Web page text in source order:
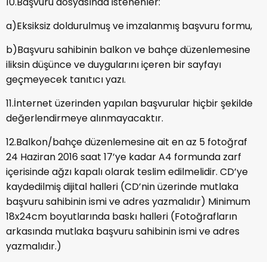
a)Eksiksiz doldurulmuş ve imzalanmış başvuru formu,
b)Başvuru sahibinin balkon ve bahçe düzenlemesine
iliksin düşünce ve duygularını içeren bir sayfayı
geçmeyecek tanıtıcı yazı.
11.İnternet üzerinden yapılan başvurular hiçbir şekilde
değerlendirmeye alınmayacaktır.
12.Balkon/bahçe düzenlemesine ait en az 5 fotoğraf
24 Haziran 2016 saat 17’ye kadar A4 formunda zarf
içerisinde ağzı kapalı olarak teslim edilmelidir. CD’ye
kaydedilmiş dijital halleri (CD’nin üzerinde mutlaka
başvuru sahibinin ismi ve adres yazmalıdır) Minimum
18x24cm boyutlarında baskı halleri (Fotoğrafların
arkasında mutlaka başvuru sahibinin ismi ve adres
yazmalıdır.)